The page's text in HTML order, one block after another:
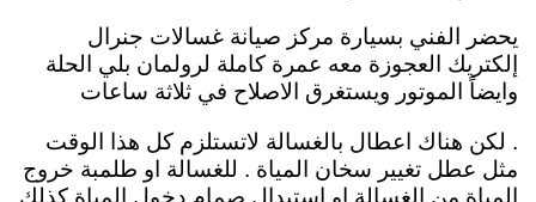
يحضر الفني بسيارة مركز صيانة غسالات جنرال
إلكتريك العجوزة معه عمرة كاملة لرولمان بلي الحلة
وايضاً الموتور ويستغرق الاصلاح في ثلاثة ساعات
. لكن هناك اعطال بالغسالة لاتستلزم كل هذا الوقت
مثل عطل تغيير سخان المياة . للغسالة او طلمبة خروج
المياة من الغسالة او استبدال صمام دخول المياة كذلك